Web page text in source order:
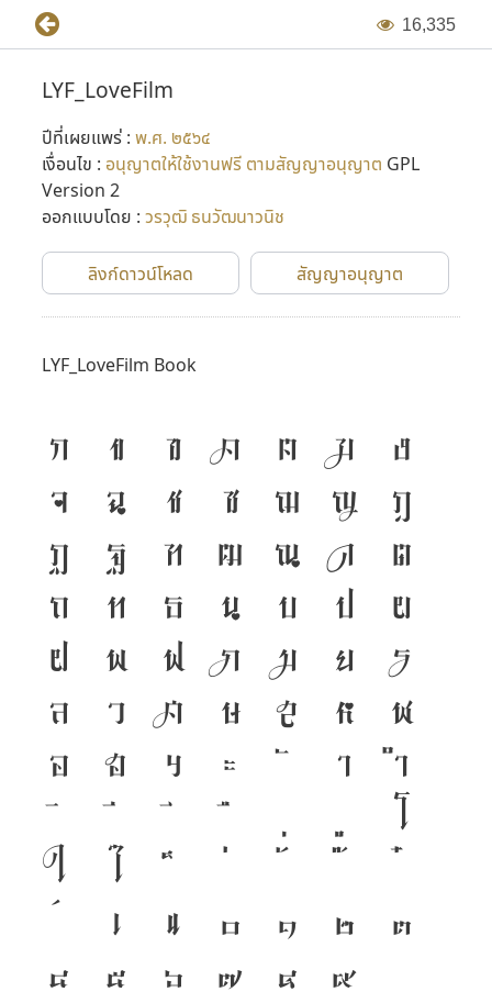
16,335
LYF_LoveFilm
ปีที่เผยแพร่ : พ.ศ. ๒๕๖๔
เงื่อนไข : อนุญาตให้ใช้งานฟรี ตามสัญญาอนุญาต GPL
Version 2
ออกแบบโดย : วรวุฒิ ธนวัฒนาวนิช
ลิงก์ดาวน์โหลด สัญญาอนุญาต
LYF_LoveFilm Book
ก ข ฃ ค ฅ ฆ
ง
จ
ฉ ช ซ ฌ ญ
ฎ
ฏ
ฐ ฑ ฒ ณ ด
ต
ถ
ท ธ น บ ป
ผ
ฝ
พ ฟ ภ ม ย
ร
ล
ว ศ ษ ส ห
ฬ
อ
ฮ ฯ ะ า
ำ
โ
ใ
ไ
เ
แ ๐ ๑ ๒
๓
๔
๕ ๖ ๗ ๘ ๙